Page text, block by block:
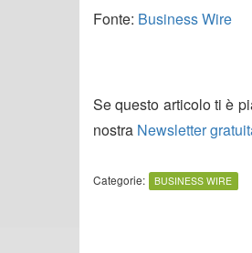
Fonte: Business Wire
Se questo articolo ti è
nostra Newsletter
Categorie: BUSINESS WIRE